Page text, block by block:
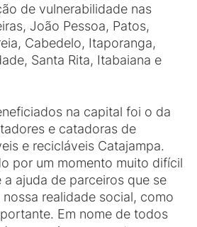
de vulnerabilidade nas
João Pessoa, Patos,
Cabedelo, Itaporanga,
Santa Rita, Itabaiana e
na capital foi o da
e catadoras de
e recicláveis Catajampa.
por um momento muito difícil
a ajuda de parceiros que se
realidade social, como
Em nome de todos